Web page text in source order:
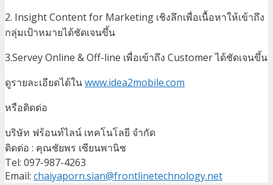
2. Insight Content for Marketing เชิงลึกเพื่อเนื้อหาให้เข้าถึง
กลุ่มเป้าหมายได้ชัดเจนขึ้น
3.Servey Online & Off-line เพื่อเข้าถึง Customer ได้ชัดเจนขึ้น
ดูรายละเอียดได้ในwww.idea2mobile.com
หรือติดต่อ
บริษัท ฟร้อนท์ไลน์ เทคโนโลยี จำกัด
ติดต่อ : คุณชัยพร เซียนพานิช
Tel: 097-987-4263
Email: chaiyaporn.sian@frontlinetechnology.net